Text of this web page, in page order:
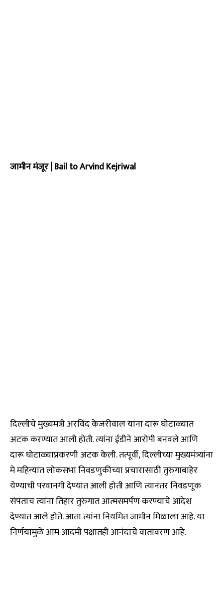
जामीन मंजूर | Bail to Arvind Kejriwal
दिल्लीचे मुख्यमंत्री अरविंद केजरीवाल यांना दारू घोटाळ्यात
अटक करण्यात आली होती. त्यांना ईडीने आरोपी बनवले आणि
दारू घोटाळ्याप्रकरणी अटक केली. तत्पूर्वी, दिल्लीच्या मुख्यमंत्र्यांना
मे महिन्यात लोकसभा निवडणुकीच्या प्रचारासाठी तुरुंगाबाहेर
येण्याची परवानगी देण्यात आली होती आणि त्यानंतर निवडणूक
संपताच त्यांना तिहार तुरुंगात आत्मसमर्पण करण्याचे आदेश
देण्यात आले होते. आता त्यांना नियमित जामीन मिळाला आहे. या
निर्णयामुळे आम आदमी पक्षातही आनंदाचे वातावरण आहे.